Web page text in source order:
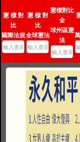
憲 標 對
比
國際法規
憲 標 對
比
全球憲法
憲標對比
全
球州區憲
法